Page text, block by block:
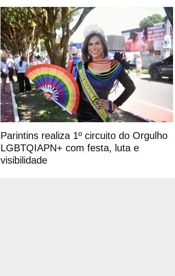
Parintins realiza 1º circuito do Orgulho
LGBTQIAPN+ com festa, luta e
visibilidade